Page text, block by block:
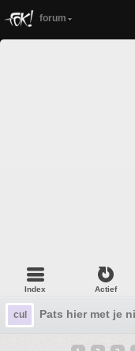
forum
Index Actief
cul Pats hier met je